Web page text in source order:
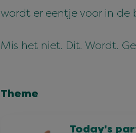
wordt er eentje voor in de
Mis het niet. Dit. Wordt.
Theme
Today's